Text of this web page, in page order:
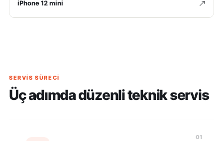
iPhone 12 mini
SERVIS SÜRECI
Üç adımda düzenli teknik servis
01